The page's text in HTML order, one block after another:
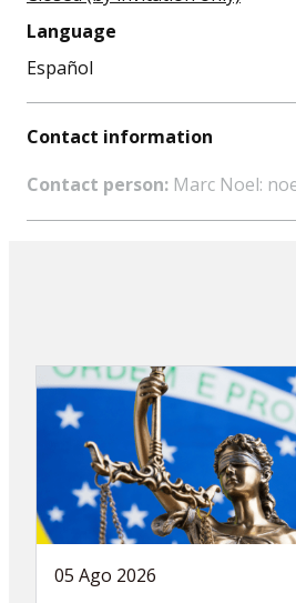
Language
Español
Contact information
Contact person: Marc Noel:
05 Ago 2026